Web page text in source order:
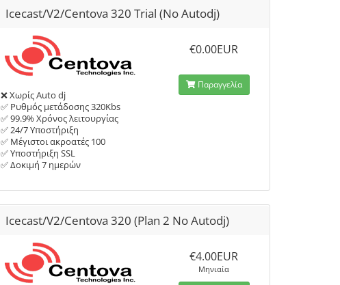
Icecast/V2/Centova 320 Trial (No Autodj)
❌ Χωρίς Auto dj
✅ Ρυθμός μετάδοσης 320Kbs
✅ 99.9% Χρόνος λειτουργίας
✅ 24/7 Υποστήριξη
✅ Μέγιστοι ακροατές 100
✅ Υποστήριξη SSL
✅ Δοκιμή 7 ημερών
€0.00EUR
Παραγγελία
Icecast/V2/Centova 320 (Plan 2 No Autodj)
€4.00EUR
Μηνιαία